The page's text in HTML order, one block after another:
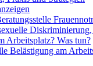
Arbeitsplatz? Was tun?
Belästigung am